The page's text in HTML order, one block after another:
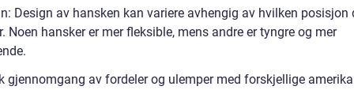
Design av hansken kan variere avhengig av hvilken posisjon
Noen hansker er mer fleksible, mens andre er tyngre og mer
gjennomgang av fordeler og ulemper med forskjellige